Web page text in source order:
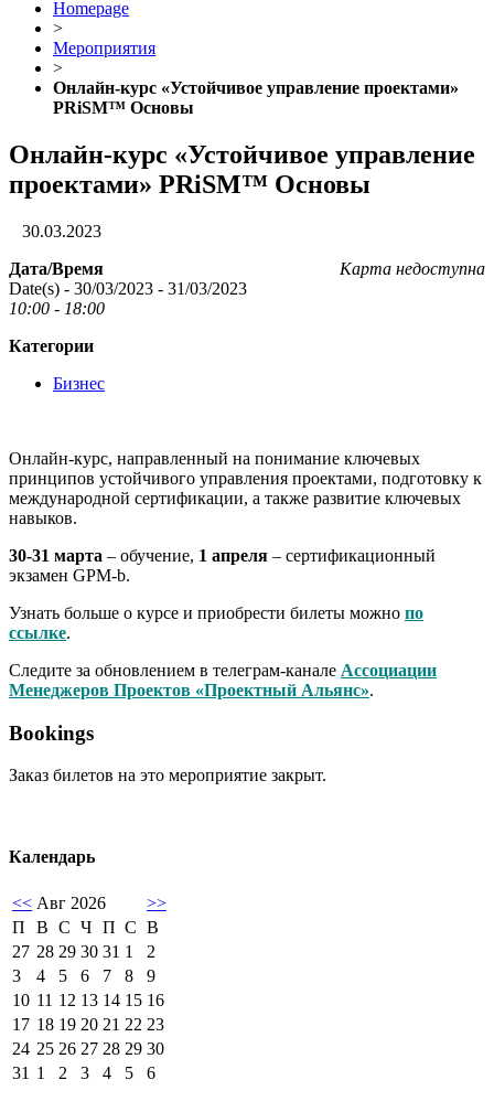
Homepage
>
Мероприятия
>
Онлайн-курс «Устойчивое управление проектами»
PRiSM™ Основы
Онлайн-курс «Устойчивое управление
проектами» PRiSM™ Основы
30.03.2023
Карта недоступна
Дата/Время
Date(s) - 30/03/2023 - 31/03/2023
10:00 - 18:00
Категории
Бизнес
Онлайн-курс, направленный на понимание ключевых
принципов устойчивого управления проектами, подготовку к
международной сертификации, а также развитие ключевых
навыков.
30-31 марта – обучение, 1 апреля – сертификационный
экзамен GPM-b.
Узнать больше о курсе и приобрести билеты можно по
ссылке.
Следите за обновлением в телеграм-канале Ассоциации
Менеджеров Проектов «Проектный Альянс».
Bookings
Заказ билетов на это мероприятие закрыт.
Календарь
<< Авг 2026
>>
П
В С Ч П С В
27 28 29 30 31 1
2
3
4 5 6 7 8
9
10 11 12 13 14 15 16
17 18 19 20 21 22 23
24 25 26 27 28 29 30
31 1 2 3 4 5 6